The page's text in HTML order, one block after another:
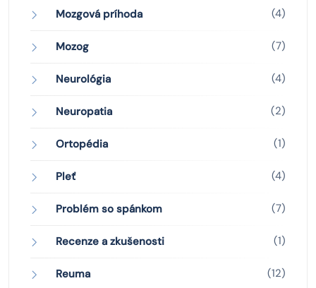
Mozgová príhoda (4)
Mozog (7)
Neurológia (4)
Neuropatia (2)
Ortopédia (1)
Pleť (4)
Problém so spánkom (7)
Recenze a zkušenosti (1)
Reuma (12)